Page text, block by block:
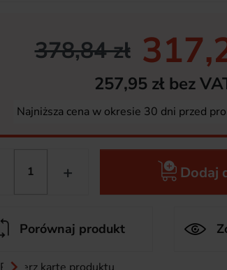
378,84 zł
257,95 zł bez
Najniższa cena w okresie 30 dni przed
+ Dodaj
Porównaj produkt